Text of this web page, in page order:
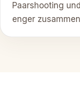
Paarshooting
enger